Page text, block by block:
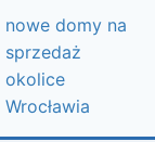
nowe domy na
sprzedaż
okolice
Wrocławia